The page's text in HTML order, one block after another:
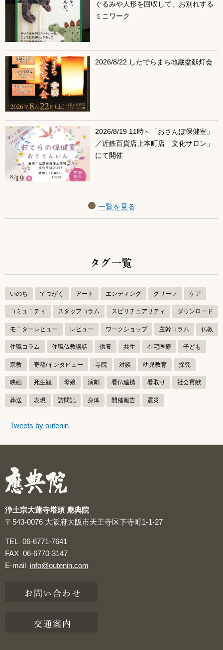
ぐるみや人形を回収して、お別れする
ミニワーク
2026/8/22 したでらまち地蔵盆献灯会
2026/8/19 11時～「おさんぽ保健室」
／近鉄百貨店上本町店「文化サロン」
にて開催
一覧を見る
タグ一覧
いのち てつがく アート エンディング グリーフ ケア
コミュニティ スタッフコラム スピリチュアリティ ダウンロード
モニターレビュー レビュー ワークショップ 主幹コラム 仏教
住職コラム 住職仏教講話 供養 共生 在宅医療 子ども
宗教 寄稿/インタビュー 寺院 対談 幼児教育 探究
映画 死生観 母娘 演劇 看仏連携 看取り 社会貢献
葬送 表現 訪問記 身体 開催報告 震災
つぶやき
つぶやきをスキップする
Tweets by outenin
浄土宗大蓮寺塔頭 應典院
〒543-0076 大阪府大阪市天王寺区下寺町1-1-27
TEL 06-6771-7641
FAX 06-6770-3147
E-mail info@outenin.com
お問い合わせ
交通案内